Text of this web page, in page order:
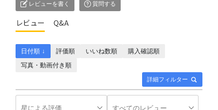
レビューを書く 質問する
レビュー Q&A
詳細フィルター
日付順 ↓ 評価順 いいね数順
購入確認順
写真・動画付き順